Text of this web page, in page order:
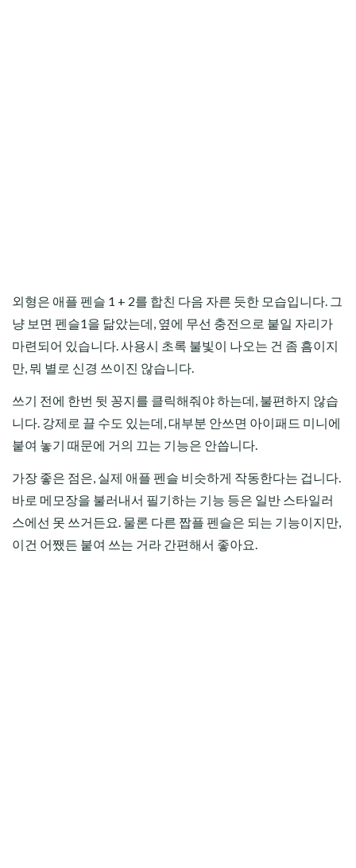
외형은 애플 펜슬 1 + 2를 합친 다음 자른 듯한 모습입니다. 그
냥 보면 펜슬1을 닮았는데, 옆에 무선 충전으로 붙일 자리가
마련되어 있습니다. 사용시 초록 불빛이 나오는 건 좀 흠이지
만, 뭐 별로 신경 쓰이진 않습니다.
쓰기 전에 한번 뒷 꽁지를 클릭해줘야 하는데, 불편하지 않습
니다. 강제로 끌 수도 있는데, 대부분 안쓰면 아이패드 미니에
붙여 놓기 때문에 거의 끄는 기능은 안씁니다.
가장 좋은 점은, 실제 애플 펜슬 비슷하게 작동한다는 겁니다.
바로 메모장을 불러내서 필기하는 기능 등은 일반 스타일러
스에선 못 쓰거든요. 물론 다른 짭플 펜슬은 되는 기능이지만,
이건 어쨌든 붙여 쓰는 거라 간편해서 좋아요.